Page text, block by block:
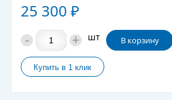
25 300 ₽
- + шт В корзину